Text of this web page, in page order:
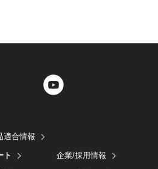
Twitter
適合情報
ト 企業/採用情報